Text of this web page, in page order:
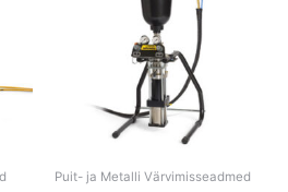
Puit- ja Metalli Värvimisseadmed